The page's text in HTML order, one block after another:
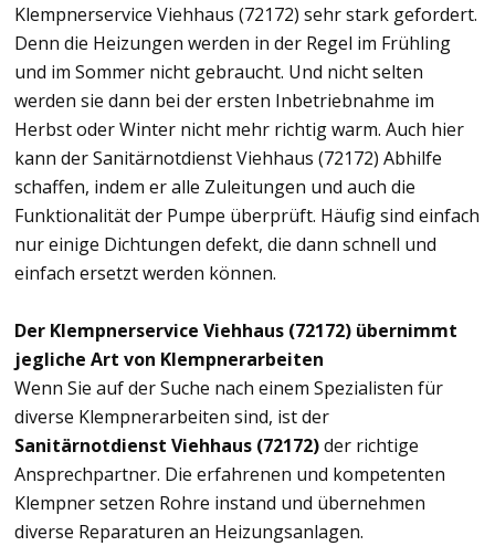
Klempnerservice Viehhaus (72172) sehr stark gefordert.
Denn die Heizungen werden in der Regel im Frühling
und im Sommer nicht gebraucht. Und nicht selten
werden sie dann bei der ersten Inbetriebnahme im
Herbst oder Winter nicht mehr richtig warm. Auch hier
kann der Sanitärnotdienst Viehhaus (72172) Abhilfe
schaffen, indem er alle Zuleitungen und auch die
Funktionalität der Pumpe überprüft. Häufig sind einfach
nur einige Dichtungen defekt, die dann schnell und
einfach ersetzt werden können.
Der Klempnerservice Viehhaus (72172) übernimmt
jegliche Art von Klempnerarbeiten
Wenn Sie auf der Suche nach einem Spezialisten für
diverse Klempnerarbeiten sind, ist der
Sanitärnotdienst Viehhaus (72172)der richtige
Ansprechpartner. Die erfahrenen und kompetenten
Klempner setzen Rohre instand und übernehmen
diverse Reparaturen an Heizungsanlagen.